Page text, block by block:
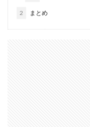
2 まとめ